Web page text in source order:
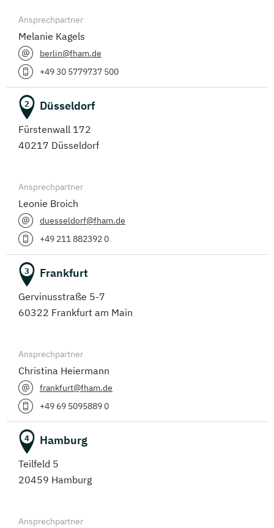
Sportjournalismus
(Berufsbegleitendes Präsenzstudium, Duales Studium)
Sportmanagement
(Berufsbegleitendes Präsenzstudium, Duales Studium)
Sportmanagement - eSports Management
(Berufsbegleitendes Präsenzstudium, Duales Studium)
(Berufsbegleitendes Präsenzstudium, Duales Studium)
Wirtschafts­ingenieurwesen
(Berufsbegleitendes Präsenzstudium, Duales Studium)
Wirtschaftsinformatik
(Berufsbegleitendes Präsenzstudium, Duales Studium)
Wirtschaftspsychologie
Ansprechpartner
Melanie Kagels
berlin@fham.de
+49 30 5779737 500
2 Düsseldorf
Fürstenwall 172
40217 Düsseldorf
Ansprechpartner
Leonie Broich
duesseldorf@fham.de
+49 211 882392 0
3 Frankfurt
Gervinusstraße 5-7
60322 Frankfurt am Main
Ansprechpartner
Christina Heiermann
frankfurt@fham.de
+49 69 5095889 0
4 Hamburg
Teilfeld 5
20459 Hamburg
Ansprechpartner